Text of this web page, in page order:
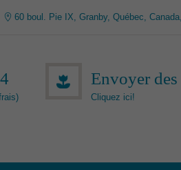
60 boul. Pie IX, Granby, Québec,
Envoyer
Cliquez ici!